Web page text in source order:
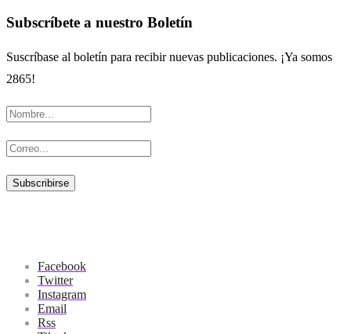
Subscríbete a nuestro Boletín
Suscríbase al boletín para recibir nuevas publicaciones. ¡Ya somos
2865!
Facebook
Twitter
Instagram
Email
Rss